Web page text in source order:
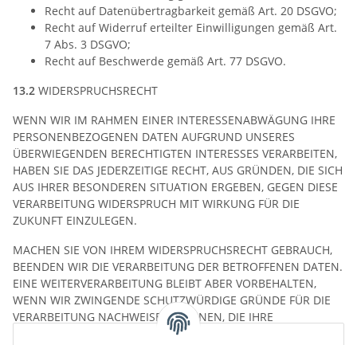
Recht auf Datenübertragbarkeit gemäß Art. 20 DSGVO;
Recht auf Widerruf erteilter Einwilligungen gemäß Art.
7 Abs. 3 DSGVO;
Recht auf Beschwerde gemäß Art. 77 DSGVO.
13.2 WIDERSPRUCHSRECHT
WENN WIR IM RAHMEN EINER INTERESSENABWÄGUNG IHRE
PERSONENBEZOGENEN DATEN AUFGRUND UNSERES
ÜBERWIEGENDEN BERECHTIGTEN INTERESSES VERARBEITEN,
HABEN SIE DAS JEDERZEITIGE RECHT, AUS GRÜNDEN, DIE SICH
AUS IHRER BESONDEREN SITUATION ERGEBEN, GEGEN DIESE
VERARBEITUNG WIDERSPRUCH MIT WIRKUNG FÜR DIE
ZUKUNFT EINZULEGEN.
MACHEN SIE VON IHREM WIDERSPRUCHSRECHT GEBRAUCH,
BEENDEN WIR DIE VERARBEITUNG DER BETROFFENEN DATEN.
EINE WEITERVERARBEITUNG BLEIBT ABER VORBEHALTEN,
WENN WIR ZWINGENDE SCHUTZWÜRDIGE GRÜNDE FÜR DIE
VERARBEITUNG NACHWEISEN KÖNNEN, DIE IHRE
INTERESSEN, GRUNDRECHTE UND GRUNDFREIHEITEN